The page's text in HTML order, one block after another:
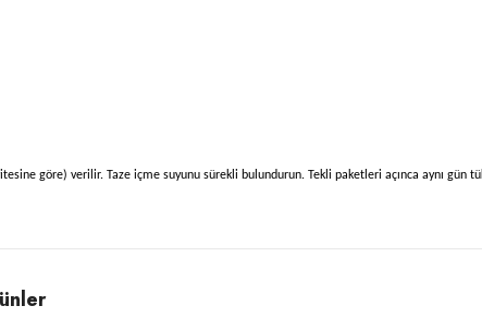
göre) verilir. Taze içme suyunu sürekli bulundurun. Tekli paketleri açınca aynı gün